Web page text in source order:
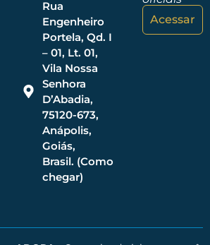
Rua
Engenheiro
Portela, Qd. I
– 01, Lt. 01,
Vila Nossa
Senhora
D’Abadia,
75120-673,
Anápolis,
Goiás,
Brasil. (Como
chegar)
Acessar